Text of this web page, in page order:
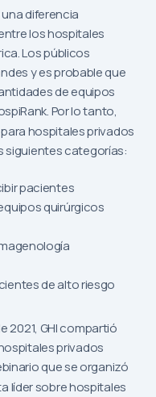
diferencia
los hospitales
Los públicos
y es probable que
de equipos
Por lo tanto,
hospitales privados
siguientes categorías:
pacientes
quirúrgicos
de alto riesgo
2021, GHI compartió
privados
que se organizó
líder sobre hospitales